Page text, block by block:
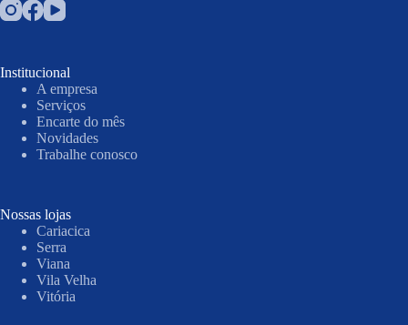
Institucional
A empresa
Serviços
Encarte do mês
Novidades
Trabalhe conosco
Nossas lojas
Cariacica
Serra
Viana
Vila Velha
Vitória